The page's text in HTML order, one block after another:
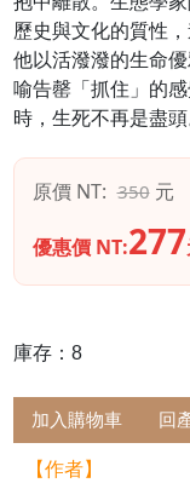
歷史與文化的質性
他以活潑潑的生命
喻告罄「抓住」的
時，生死不再是盡頭
原價 NT: 350元
優惠價 NT:277
庫存：8
加入購物車 回
【作者】